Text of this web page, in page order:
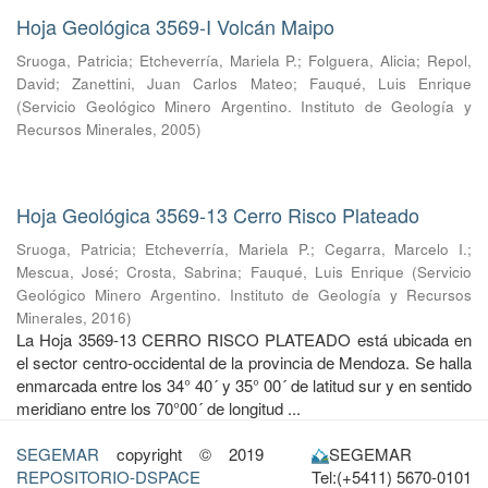
Hoja Geológica 3569-I Volcán Maipo
Sruoga, Patricia; Etcheverría, Mariela P.; Folguera, Alicia; Repol,
David;Zanettini, Juan Carlos Mateo; Fauqué, Luis Enrique
(Servicio Geológico Minero Argentino. Instituto de Geología y
Recursos Minerales, 2005)
Hoja Geológica 3569-13 Cerro Risco Plateado
Sruoga, Patricia; Etcheverría, Mariela P.; Cegarra, Marcelo I.;
Mescua, José;Crosta, Sabrina; Fauqué, Luis Enrique (Servicio
Geológico Minero Argentino. Instituto de Geología y Recursos
Minerales, 2016)
La Hoja 3569-13 CERRO RISCO PLATEADO está ubicada en
el sector centro-occidental de la provincia de Mendoza. Se halla
enmarcada entre los 34° 40´ y 35° 00´ de latitud sur y en sentido
meridiano entre los 70°00´ de longitud ...
SEGEMAR copyright © 2019
REPOSITORIO-DSPACE
SEGEMAR
Tel:(+5411) 5670-0101